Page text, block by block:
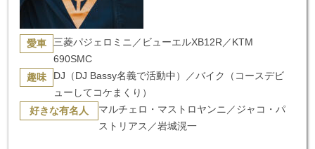
愛車
三菱パジェロミニ／ビューエルXB12R／KTM
690SMC
趣味
DJ（DJ Bassy名義で活動中）／バイク（コースデビ
ューしてコケまくり）
好きな有名人
マルチェロ・マストロヤンニ／ジャコ・パ
ストリアス／岩城滉一